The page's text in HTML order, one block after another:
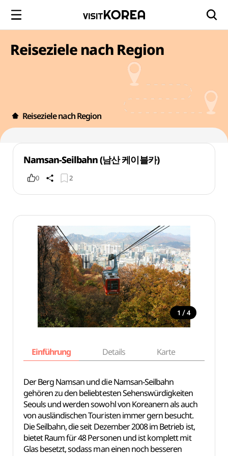
Reiseziele nach Region
Reiseziele nach Region
Namsan-Seilbahn (남산 케이블카)
0 2
1 / 4
Einführung Details Karte
Der Berg Namsan und die Namsan-Seilbahn
gehören zu den beliebtesten Sehenswürdigkeiten
Seouls und werden sowohl von Koreanern als auch
von ausländischen Touristen immer gern besucht.
Die Seilbahn, die seit Dezember 2008 im Betrieb ist,
bietet Raum für 48 Personen und ist komplett mit
Glas besetzt, sodass man einen noch besseren